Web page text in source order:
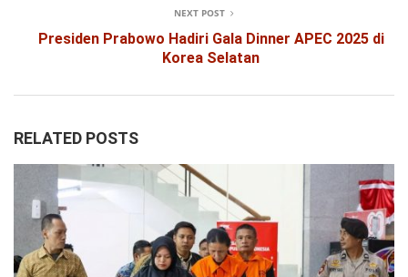
NEXT POST
Presiden Prabowo Hadiri Gala Dinner APEC 2025 di
Korea Selatan
RELATED POSTS